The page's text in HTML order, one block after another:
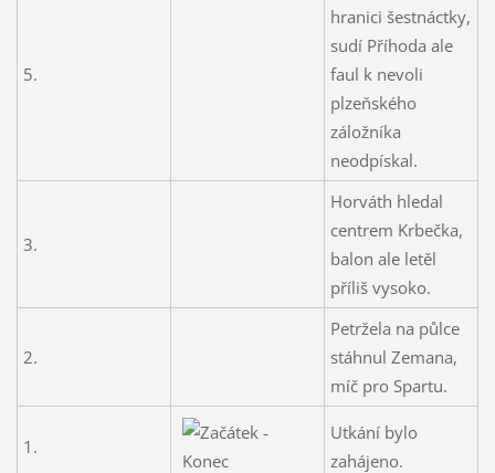
5.
hranici šestnáctky,
sudí Příhoda ale
faul k nevoli
plzeňského
záložníka
neodpískal.
3.
Horváth hledal
centrem Krbečka,
balon ale letěl
příliš vysoko.
2.
Petržela na půlce
stáhnul Zemana,
míč pro Spartu.
1.
Utkání bylo
zahájeno.